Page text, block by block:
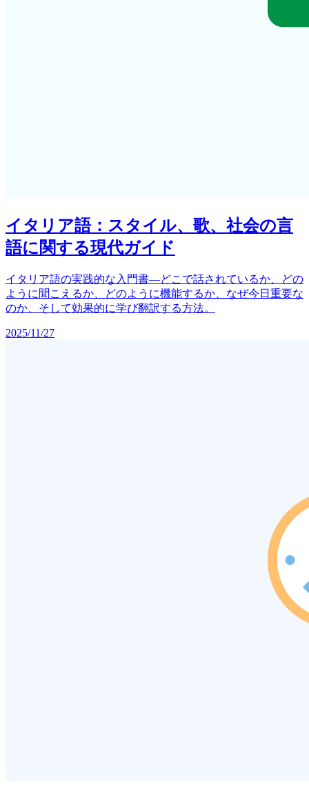
イタリア語：スタイル、歌、社会の言
語に関する現代ガイド
イタリア語の実践的な入門書—どこで話されているか、どの
ように聞こえるか、どのように機能するか、なぜ今日重要な
のか、そして効果的に学び翻訳する方法。
2025/11/27